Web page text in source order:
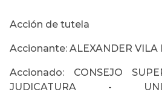
Acción de tutela
Accionante: ALEXANDER VILA
Accionado: CONSEJO
JUDICATURA -